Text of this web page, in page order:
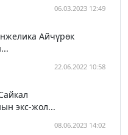
06.03.2023 12:49
Айчүрөк
22.06.2022 10:58
экс-жол...
08.06.2023 14:02